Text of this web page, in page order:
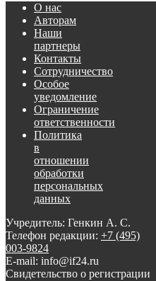
О нас
Авторам
Наши
партнеры
Контакты
Сотрудничество
Особое
уведомление
Ограничение
ответственности
Политика
в
отношении
обработки
персональных
данных
Учредитель: Генкин А. С.
Телефон редакции: +7 (495)
003-9824
E-mail: info@if24.ru
Свидетельство о регистрации